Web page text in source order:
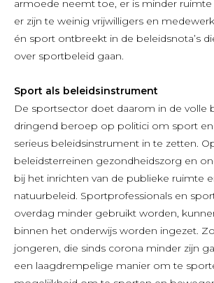
armoede neemt toe, er is minder
er zijn te weinig vrijwilligers en
én sport ontbreekt in de beleidsnota’s
over sportbeleid gaan.
Sport als beleidsinstrument
De sportsector doet daarom in de volle
dringend beroep op politici om sport
serieus beleidsinstrument in te zetten.
beleidsterreinen gezondheidszorg en
bij het inrichten van de publieke ruimte
natuurbeleid. Sportprofessionals en
overdag minder gebruikt worden,
binnen het onderwijs worden ingezet.
jongeren, die sinds corona minder zijn
een laagdrempelige manier om te